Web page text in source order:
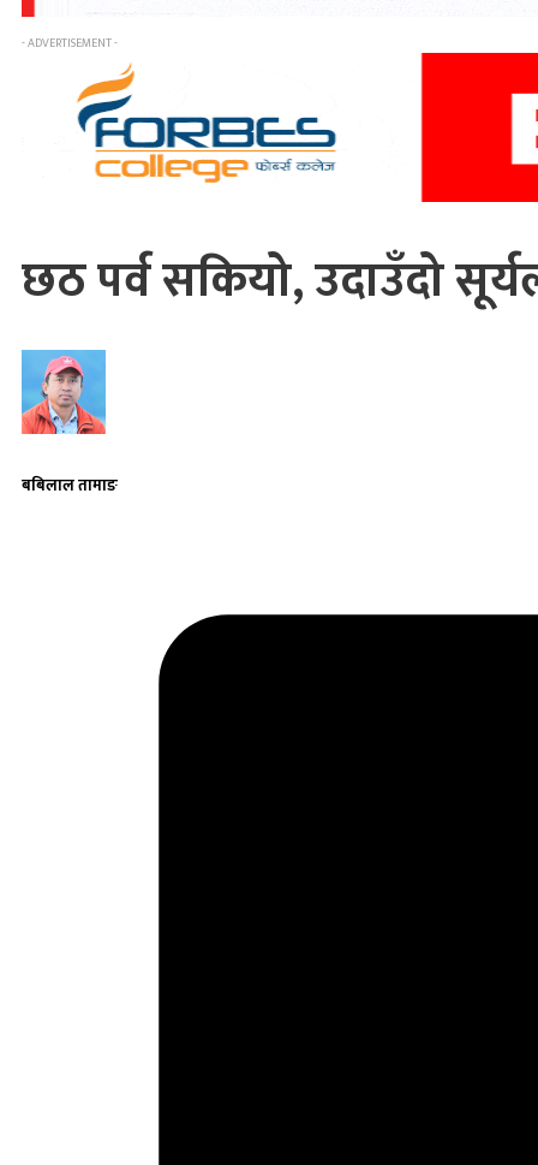
- ADVERTISEMENT -
छठ पर्व सकियो, उदाउँदो
बबिलाल तामाङ